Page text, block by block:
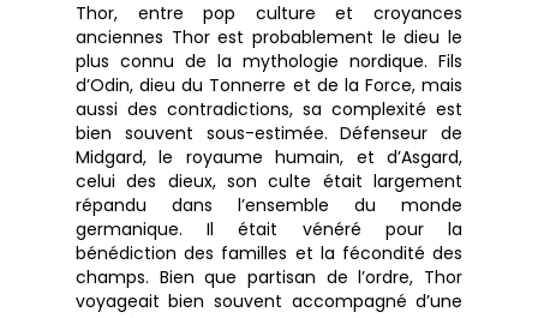
Thor, entre pop culture et croyances
anciennes Thor est probablement le dieu le
plus connu de la mythologie nordique. Fils
d’Odin, dieu du Tonnerre et de la Force, mais
aussi des contradictions, sa complexité est
bien souvent sous-estimée. Défenseur de
Midgard, le royaume humain, et d’Asgard,
celui des dieux, son culte était largement
répandu dans l’ensemble du monde
germanique. Il était vénéré pour la
bénédiction des familles et la fécondité des
champs. Bien que partisan de l’ordre, Thor
voyageait bien souvent accompagné d’une